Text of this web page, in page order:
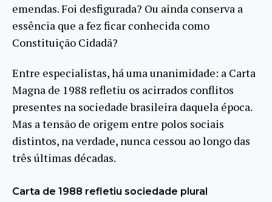
emendas. Foi desfigurada? Ou ainda conserva a
essência que a fez ficar conhecida como
Constituição Cidadã?
Entre especialistas, há uma unanimidade: a Carta
Magna de 1988 refletiu os acirrados conflitos
presentes na sociedade brasileira daquela época.
Mas a tensão de origem entre polos sociais
distintos, na verdade, nunca cessou ao longo das
três últimas décadas.
Carta de 1988 refletiu sociedade plural